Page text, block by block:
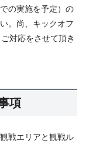
の実施を予定）の
。尚、キックオフ
対応をさせて頂き
項
戦エリアと観戦ル